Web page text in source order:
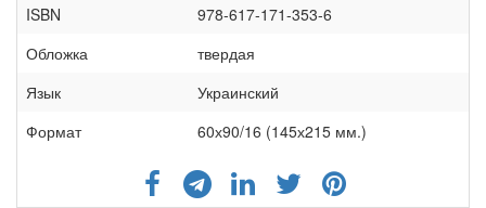
ISBN
978-617-171-353-6
Обложка
твердая
Язык
Украинский
Формат
60х90/16 (145х215 мм.)